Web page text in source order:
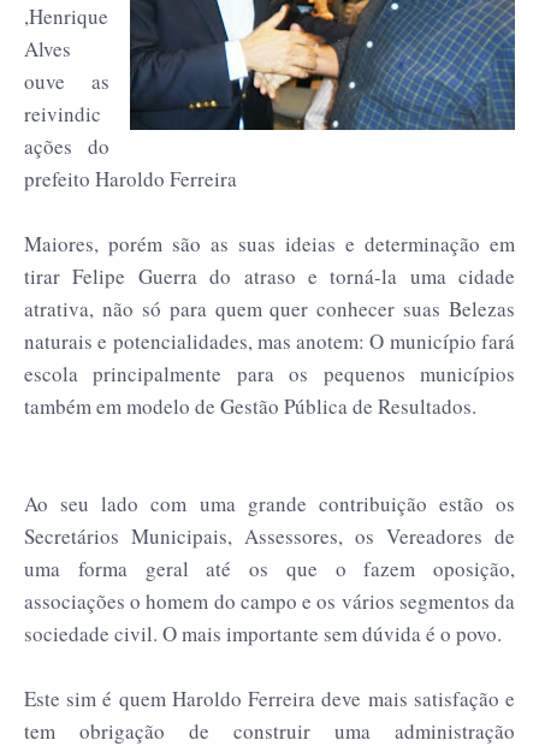
,Henrique
Alves
ouve as
reivindic
ações do
prefeito Haroldo Ferreira
Maiores, porém são as suas ideias e determinação em
tirar Felipe Guerra do atraso e torná-la uma cidade
atrativa, não só para quem quer conhecer suas Belezas
naturais e potencialidades, mas anotem: O município fará
escola principalmente para os pequenos municípios
também em modelo de Gestão Pública de Resultados.
Ao seu lado com uma grande contribuição estão os
Secretários Municipais, Assessores, os Vereadores de
uma forma geral até os que o fazem oposição,
associações o homem do campo e os vários segmentos da
sociedade civil. O mais importante sem dúvida é o povo.
Este sim é quem Haroldo Ferreira deve mais satisfação e
tem obrigação de construir uma administração